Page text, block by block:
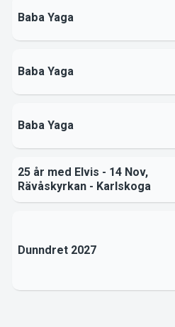
Baba Yaga
Baba Yaga
Baba Yaga
25 år med Elvis - 14 Nov,
Rävåskyrkan - Karlskoga
Dunndret 2027